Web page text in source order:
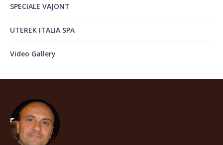
SPECIALE VAJONT
UTEREK ITALIA SPA
Video Gallery